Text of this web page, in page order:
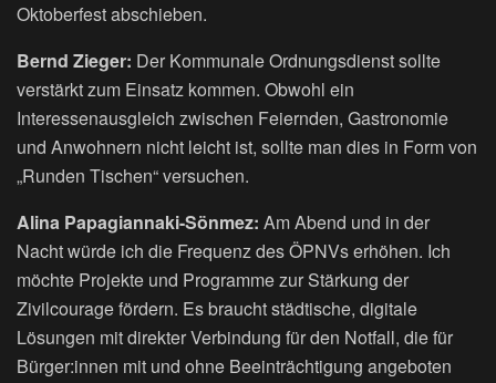
Oktoberfest abschieben.
Bernd Zieger: Der Kommunale Ordnungsdienst sollte
verstärkt zum Einsatz kommen. Obwohl ein
Interessenausgleich zwischen Feiernden, Gastronomie
und Anwohnern nicht leicht ist, sollte man dies in Form von
„Runden Tischen“ versuchen.
Alina Papagiannaki-Sönmez: Am Abend und in der
Nacht würde ich die Frequenz des ÖPNVs erhöhen. Ich
möchte Projekte und Programme zur Stärkung der
Zivilcourage fördern. Es braucht städtische, digitale
Lösungen mit direkter Verbindung für den Notfall, die für
Bürger:innen mit und ohne Beeinträchtigung angeboten